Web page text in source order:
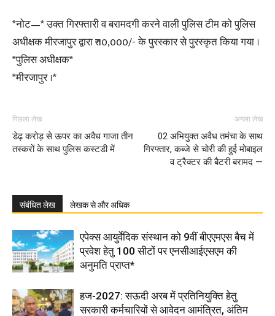
*नोट—* उक्त गिरफ्तारी व बरामदगी करने वाली पुलिस टीम को पुलिस
अधीक्षक मीरजापुर द्वारा ₹ 10,000/- के पुरस्कार से पुरस्कृत किया गया ।
*पुलिस अधीक्षक*
*मीरजापुर ।*
पिछला लेख
डेढ़ करोड़ से ऊपर का अवैध गाजा तीन
तस्करों के साथ पुलिस कस्टडी में
अगला लेख
02 अभियुक्त अवैध तमंचा के साथ
गिरफ्तार, कब्जे से चोरी की हुई मोबाइल
व ट्रैक्टर की बैटरी बरामद —
संबंधित लेख लेखक से और अधिक
एपेक्स आयुर्वेदिक संस्थान को 9वीं बीएएमएस बैच में
प्रवेश हेतु 100 सीटों पर एनसीआईएसएम की
अनुमति प्राप्त*
हज-2027: सऊदी अरब में प्रतिनियुक्ति हेतु
सरकारी कर्मचारियों से आवेदन आमंत्रित, अंतिम